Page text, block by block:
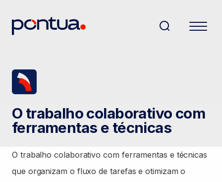
O trabalho colaborativo com
ferramentas e técnicas
O trabalho colaborativo com ferramentas e técnicas
que organizam o fluxo de tarefas e otimizam o